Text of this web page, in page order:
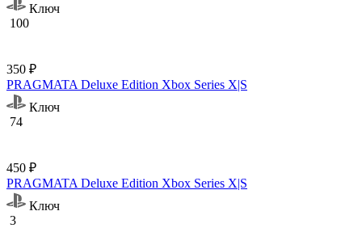
Ключ
100
350 ₽
PRAGMATA Deluxe Edition Xbox Series X|S
Ключ
74
450 ₽
PRAGMATA Deluxe Edition Xbox Series X|S
Ключ
3